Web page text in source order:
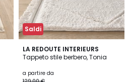
Saldi
LA REDOUTE INTERIEURS
Tappeto stile berbero, Tonia
a partire da
4,1
/ 5